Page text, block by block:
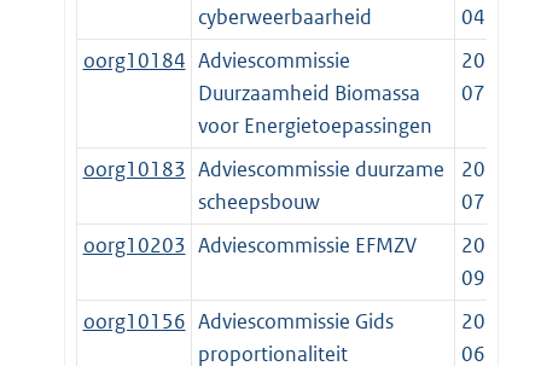
cyberweerbaarheid
04-01
oorg10184 Adviescommissie
Duurzaamheid Biomassa
voor Energietoepassingen
2017-
07-01
oorg10183 Adviescommissie duurzame
scheepsbouw
2017-
07-15
oorg10203 Adviescommissie EFMZV
2015-
09-01
oorg10156 Adviescommissie Gids
proportionaliteit
2017-
06-01